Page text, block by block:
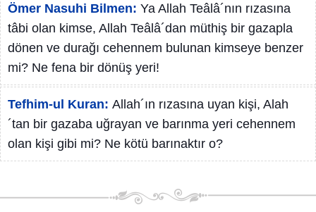
Ömer Nasuhi Bilmen: Ya Allah Teâlâ´nın rızasına
tâbi olan kimse, Allah Teâlâ´dan müthiş bir gazapla
dönen ve durağı cehennem bulunan kimseye benzer
mi? Ne fena bir dönüş yeri!
Tefhim-ul Kuran: Allah´ın rızasına uyan kişi, Alah
´tan bir gazaba uğrayan ve barınma yeri cehennem
olan kişi gibi mi? Ne kötü barınaktır o?